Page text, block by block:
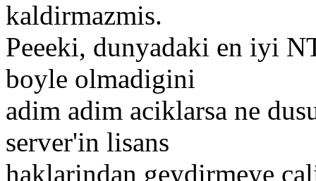
kaldirmazmis.
Peeeki, dunyadaki en iyi
boyle olmadigini
adim adim aciklarsa ne
server'in lisans
haklarindan geydirmeye